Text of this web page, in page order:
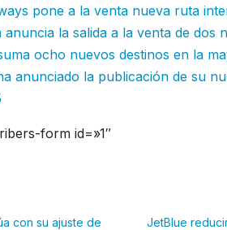
pone a la venta nueva ruta
anuncia la salida a la venta de dos
ocho nuevos destinos en la
anunciado la publicación de su
form id=»1″
con su ajuste de
JetBlue